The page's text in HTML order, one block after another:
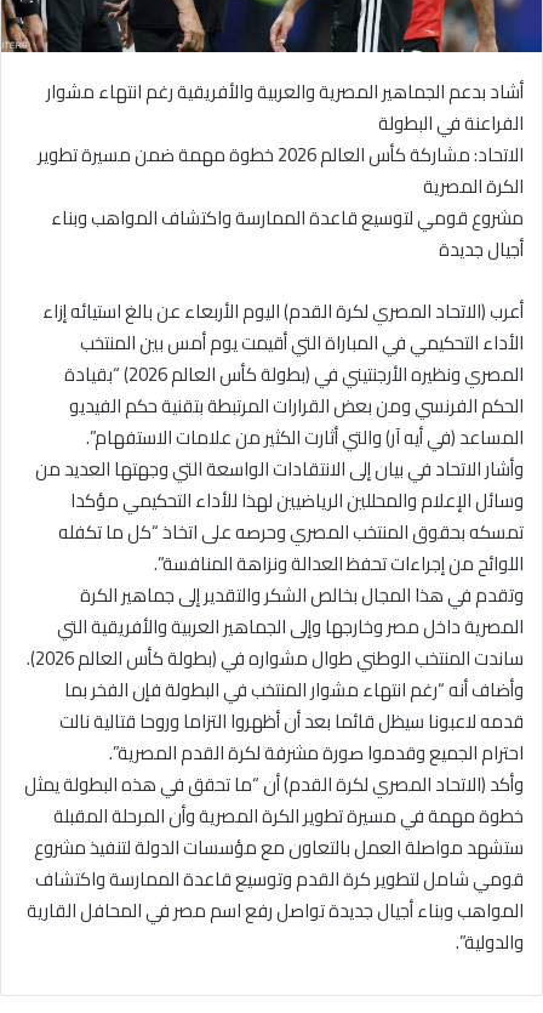
أشاد بدعم الجماهير المصرية والعربية والأفريقية رغم انتهاء مشوار
الفراعنة في البطولة
الاتحاد: مشاركة كأس العالم 2026 خطوة مهمة ضمن مسيرة تطوير
الكرة المصرية
مشروع قومي لتوسيع قاعدة الممارسة واكتشاف المواهب وبناء
أجيال جديدة
أعرب (الاتحاد المصري لكرة القدم) اليوم الأربعاء عن بالغ استيائه إزاء
الأداء التحكيمي في المباراة التي أقيمت يوم أمس بين المنتخب
المصري ونظيره الأرجنتيني في (بطولة كأس العالم 2026) “بقيادة
الحكم الفرنسي ومن بعض القرارات المرتبطة بتقنية حكم الفيديو
المساعد (في أيه آر) والتي أثارت الكثير من علامات الاستفهام”.
وأشار الاتحاد في بيان إلى الانتقادات الواسعة التي وجهتها العديد من
وسائل الإعلام والمحللين الرياضيين لهذا للأداء التحكيمي مؤكدا
تمسكه بحقوق المنتخب المصري وحرصه على اتخاذ “كل ما تكفله
اللوائح من إجراءات تحفظ العدالة ونزاهة المنافسة”.
وتقدم في هذا المجال بخالص الشكر والتقدير إلى جماهير الكرة
المصرية داخل مصر وخارجها وإلى الجماهير العربية والأفريقية التي
ساندت المنتخب الوطني طوال مشواره في (بطولة كأس العالم 2026).
وأضاف أنه “رغم انتهاء مشوار المنتخب في البطولة فإن الفخر بما
قدمه لاعبونا سيظل قائما بعد أن أظهروا التزاما وروحا قتالية نالت
احترام الجميع وقدموا صورة مشرفة لكرة القدم المصرية”.
وأكد (الاتحاد المصري لكرة القدم) أن “ما تحقق في هذه البطولة يمثل
خطوة مهمة في مسيرة تطوير الكرة المصرية وأن المرحلة المقبلة
ستشهد مواصلة العمل بالتعاون مع مؤسسات الدولة لتنفيذ مشروع
قومي شامل لتطوير كرة القدم وتوسيع قاعدة الممارسة واكتشاف
المواهب وبناء أجيال جديدة تواصل رفع اسم مصر في المحافل القارية
والدولية”.